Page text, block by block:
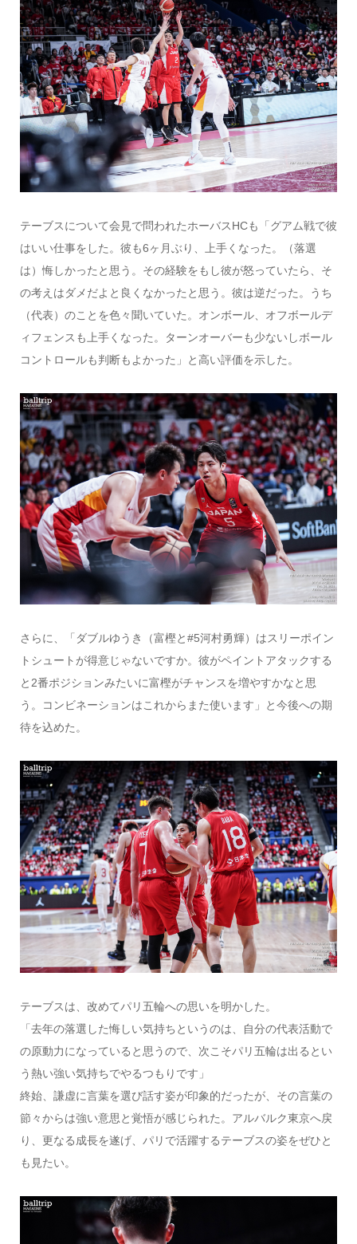
テーブスについて会見で問われたホーバスHCも「グアム戦で彼
はいい仕事をした。彼も6ヶ月ぶり、上手くなった。（落選
は）悔しかったと思う。その経験をもし彼が怒っていたら、そ
の考えはダメだよと良くなかったと思う。彼は逆だった。うち
（代表）のことを色々聞いていた。オンボール、オフボールデ
ィフェンスも上手くなった。ターンオーバーも少ないしボール
コントロールも判断もよかった」と高い評価を示した。
さらに、「ダブルゆうき（富樫と#5河村勇輝）はスリーポイン
トシュートが得意じゃないですか。彼がペイントアタックする
と2番ポジションみたいに富樫がチャンスを増やすかなと思
う。コンビネーションはこれからまた使います」と今後への期
待を込めた。
テーブスは、改めてパリ五輪への思いを明かした。
「去年の落選した悔しい気持ちというのは、自分の代表活動で
の原動力になっていると思うので、次こそパリ五輪は出るとい
う熱い強い気持ちでやるつもりです」
終始、謙虚に言葉を選び話す姿が印象的だったが、その言葉の
節々からは強い意思と覚悟が感じられた。アルバルク東京へ戻
り、更なる成長を遂げ、パリで活躍するテーブスの姿をぜひと
も見たい。